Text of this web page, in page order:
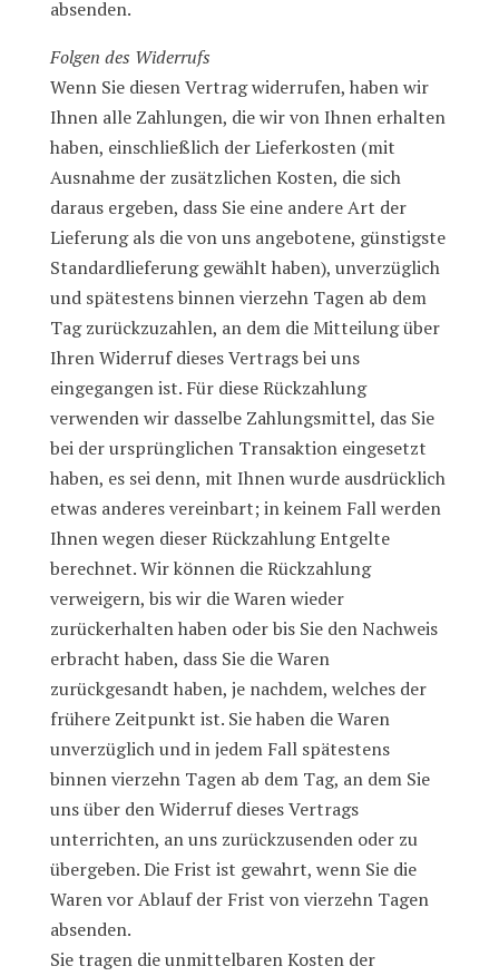
absenden.
Folgen des Widerrufs
Wenn Sie diesen Vertrag widerrufen, haben wir
Ihnen alle Zahlungen, die wir von Ihnen erhalten
haben, einschließlich der Lieferkosten (mit
Ausnahme der zusätzlichen Kosten, die sich
daraus ergeben, dass Sie eine andere Art der
Lieferung als die von uns angebotene, günstigste
Standardlieferung gewählt haben), unverzüglich
und spätestens binnen vierzehn Tagen ab dem
Tag zurückzuzahlen, an dem die Mitteilung über
Ihren Widerruf dieses Vertrags bei uns
eingegangen ist. Für diese Rückzahlung
verwenden wir dasselbe Zahlungsmittel, das Sie
bei der ursprünglichen Transaktion eingesetzt
haben, es sei denn, mit Ihnen wurde ausdrücklich
etwas anderes vereinbart; in keinem Fall werden
Ihnen wegen dieser Rückzahlung Entgelte
berechnet. Wir können die Rückzahlung
verweigern, bis wir die Waren wieder
zurückerhalten haben oder bis Sie den Nachweis
erbracht haben, dass Sie die Waren
zurückgesandt haben, je nachdem, welches der
frühere Zeitpunkt ist. Sie haben die Waren
unverzüglich und in jedem Fall spätestens
binnen vierzehn Tagen ab dem Tag, an dem Sie
uns über den Widerruf dieses Vertrags
unterrichten, an uns zurückzusenden oder zu
übergeben. Die Frist ist gewahrt, wenn Sie die
Waren vor Ablauf der Frist von vierzehn Tagen
absenden.
Sie tragen die unmittelbaren Kosten der